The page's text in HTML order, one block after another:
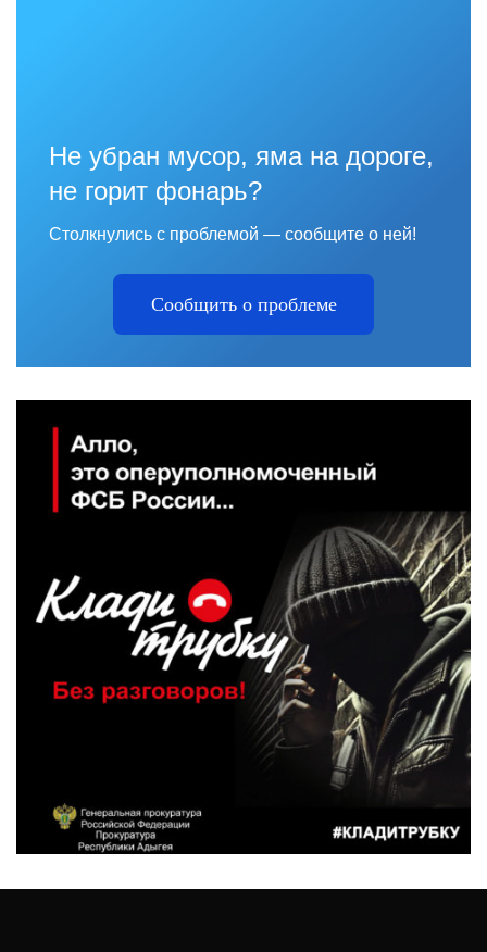
Не убран мусор, яма на дороге,
не горит фонарь?
Столкнулись с проблемой — сообщите о ней!
Сообщить о проблеме